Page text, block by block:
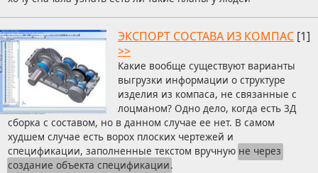
ЭКСПОРТ СОСТАВА ИЗ КОМПАС [1]
>>
Какие вообще существуют варианты
выгрузки информации о структуре
изделия из компаса, не связанные с
лоцманом? Одно дело, когда есть 3Д
сборка с составом, но в данном случае ее нет. В самом
худшем случае есть ворох плоских чертежей и
спецификации, заполненные текстом вручную не через
создание объекта спецификации.